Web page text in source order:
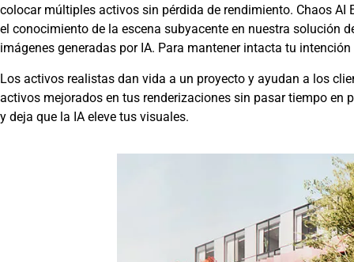
colocar múltiples activos sin pérdida de rendimiento. Chaos
el conocimiento de la escena subyacente en nuestra solución
imágenes generadas por IA. Para mantener intacta tu
Los activos realistas dan vida a un proyecto y ayudan a los
activos mejorados en tus renderizaciones sin pasar tiempo
y deja que la IA eleve tus visuales.